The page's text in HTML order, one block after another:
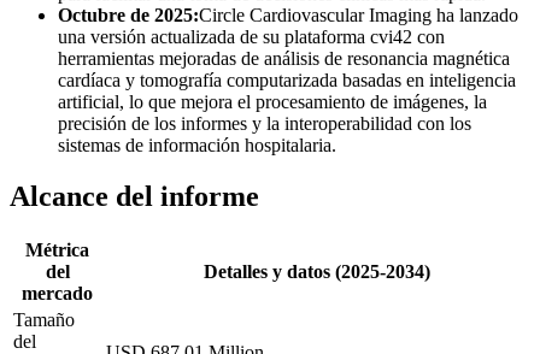
Octubre de 2025:Circle Cardiovascular Imaging ha lanzado
una versión actualizada de su plataforma cvi42 con
herramientas mejoradas de análisis de resonancia magnética
cardíaca y tomografía computarizada basadas en inteligencia
artificial, lo que mejora el procesamiento de imágenes, la
precisión de los informes y la interoperabilidad con los
sistemas de información hospitalaria.
Alcance del informe
Métrica
del
mercado
Detalles y datos (2025-2034)
Tamaño
del